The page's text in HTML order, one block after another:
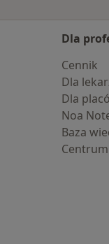
Dla
Cennik
Dla
Dla
Noa
Baza